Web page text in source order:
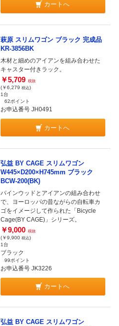
カートへ
萩原 スリムワゴン ブラック 完成品
KR-3856BK
木材と細めのアイアンを組み合わせた
キャスター付きラック。
￥5,709 税抜
(￥6,279 税込)
1台
62ポイント
お申込番号 JH0491
カートへ
弘益 BY CAGE スリムワゴン
W445×D200×H745mm ブラック
BCW-200(BK)
パインウッドとアイアンの組み合わせ
で、ヨーロッパの昔ながらの自転車カ
ゴをイメージして作られた「Bicycle
Cage(BY CAGE)」シリーズ。
￥9,000 税抜
(￥9,900 税込)
1台
ブラック
99ポイント
お申込番号 JK3226
カートへ
弘益 BY CAGE スリムワゴン